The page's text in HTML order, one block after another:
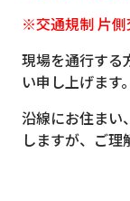
※交通規制 片側
現場を通行する
い申し上げます。
沿線にお住まい
しますが、ご理